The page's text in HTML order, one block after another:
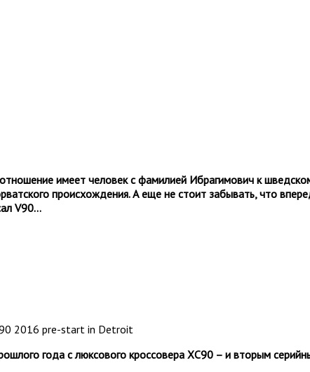
имеет человек с фамилией Ибрагимович к
происхождения. А еще не стоит забывать, что
V90...
года с люксового кроссовера ХС90 – и вторым